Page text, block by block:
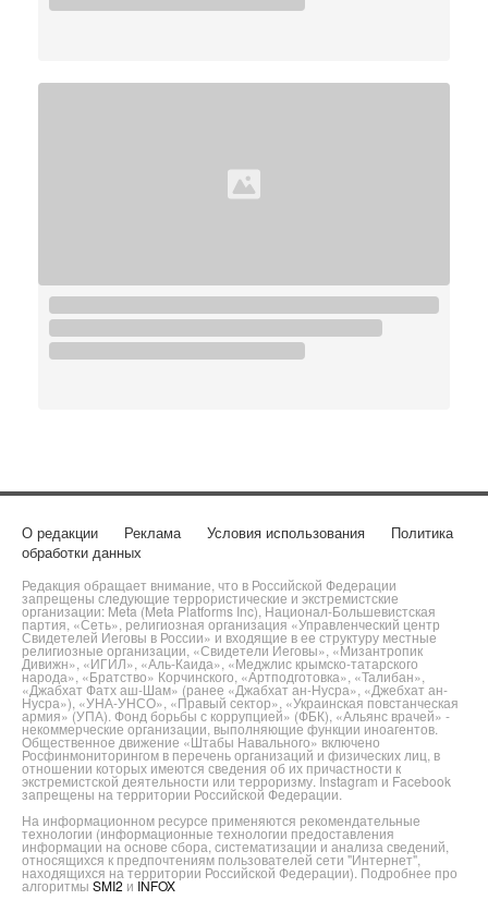
О редакции Реклама Условия использования
Политика
обработки данных
Редакция обращает внимание, что в Российской Федерации
запрещены следующие террористические и экстремистские
организации: Meta (Meta Platforms Inc), Национал-Большевистская
партия, «Сеть», религиозная организация «Управленческий центр
Свидетелей Иеговы в России» и входящие в ее структуру местные
религиозные организации, «Свидетели Иеговы», «Мизантропик
Дивижн», «ИГИЛ», «Аль-Каида», «Меджлис крымско-татарского
народа», «Братство» Корчинского, «Артподготовка», «Талибан»,
«Джабхат Фатх аш-Шам» (ранее «Джабхат ан-Нусра», «Джебхат ан-
Нусра»), «УНА-УНСО», «Правый сектор», «Украинская повстанческая
армия» (УПА). Фонд борьбы с коррупцией» (ФБК), «Альянс врачей» -
некоммерческие организации, выполняющие функции иноагентов.
Общественное движение «Штабы Навального» включено
Росфинмониторингом в перечень организаций и физических лиц, в
отношении которых имеются сведения об их причастности к
экстремистской деятельности или терроризму. Instagram и Facebook
запрещены на территории Российской Федерации.
На информационном ресурсе применяются рекомендательные
технологии (информационные технологии предоставления
информации на основе сбора, систематизации и анализа сведений,
относящихся к предпочтениям пользователей сети "Интернет",
находящихся на территории Российской Федерации). Подробнее про
алгоритмы SMI2 и INFOX